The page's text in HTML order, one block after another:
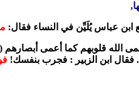
الله قلوبهم كما أعمى
فقال ابن الزبير : فجرب بنفسك!